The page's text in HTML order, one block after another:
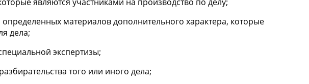
материалов дополнительного характера, которые
дела;
экспертизы;
того или иного дела;